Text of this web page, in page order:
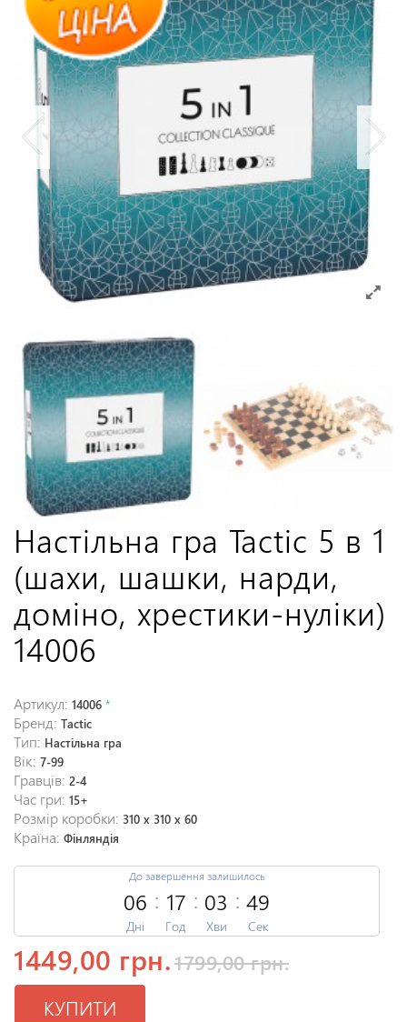
Настільна гра Tactic 5 в 1
(шахи, шашки, нарди,
доміно, хрестики-нуліки)
14006
Артикул: 14006 *
Бренд: Tactic
Тип: Настільна гра
Вік: 7-99
Гравців: 2-4
Час гри: 15+
Розмір коробки: 310 x 310 x 60
Країна: Фінляндія
До завершення залишилось
06
Дні
17
Год
03
Хви
48
Сек
1449,00 грн.1799,00 грн.
КУПИТИ